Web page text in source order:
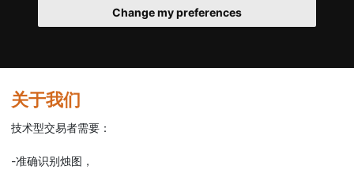
Change my preferences
关于我们
技术型交易者需要：
-准确识别烛图，